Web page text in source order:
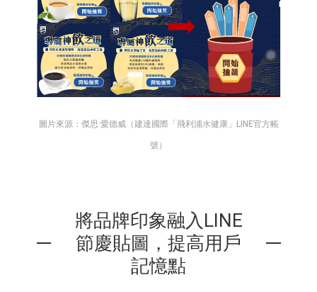
圖片來源：傑思·愛德威（建達國際「飛利浦水健康」LINE官方帳
號）
將品牌印象融入LINE
節慶貼圖，提高用戶
記憶點